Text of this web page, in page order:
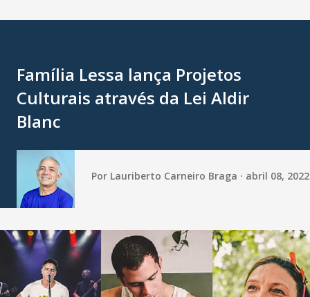
Família Lessa lança Projetos
Culturais através da Lei Aldir
Blanc
Por Lauriberto Carneiro Braga abril 08, 2022